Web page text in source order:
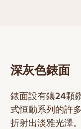
深灰色錶面
錶面設有鑲24顆
式恒動系列的許
折射出淡雅光澤